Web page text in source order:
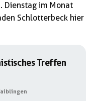
Dienstag im Monat
Schlotterbeck hier
Treffen